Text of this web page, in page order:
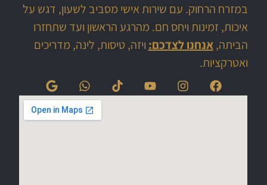
במזרח הרחוק. עם שירות אישי מסביב לשעון, דגש על
איכות, זמינות ויחס חם. מהרגע הראשון ועד שתחזרו
הביתה,אנחנו לצדכם: ויזה, טיסות, לינה, מדריכים
ואטרקציות.